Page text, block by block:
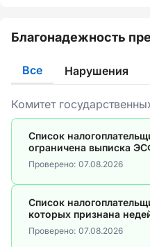
Благонадежность
Все Нарушения
Комитет
Список
ограничена выписка
Проверено: 07.08.2026
Список
которых признана
Проверено: 07.08.2026